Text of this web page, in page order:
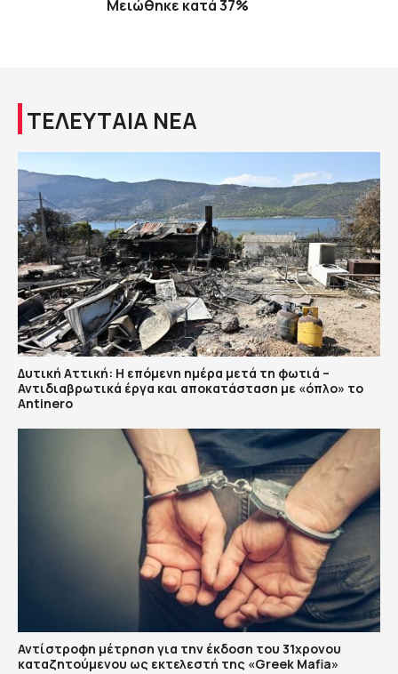
Μειώθηκε κατά 37%
ΤΕΛΕΥΤΑΙΑ ΝΕΑ
Δυτική Αττική: Η επόμενη ημέρα μετά τη φωτιά –
Αντιδιαβρωτικά έργα και αποκατάσταση με «όπλο» το
Antinero
Αντίστροφη μέτρηση για την έκδοση του 31χρονου
καταζητούμενου ως εκτελεστή της «Greek Mafia»